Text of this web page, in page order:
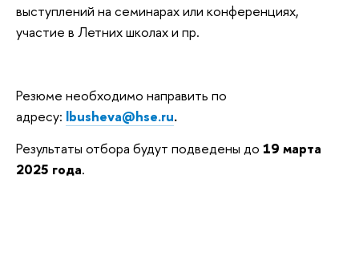
выступлений на семинарах или конференциях,
участие в Летних школах и пр.
Резюме необходимо направить по
адресу: lbusheva@hse.ru.
Результаты отбора будут подведены до 19 марта
2025 года.